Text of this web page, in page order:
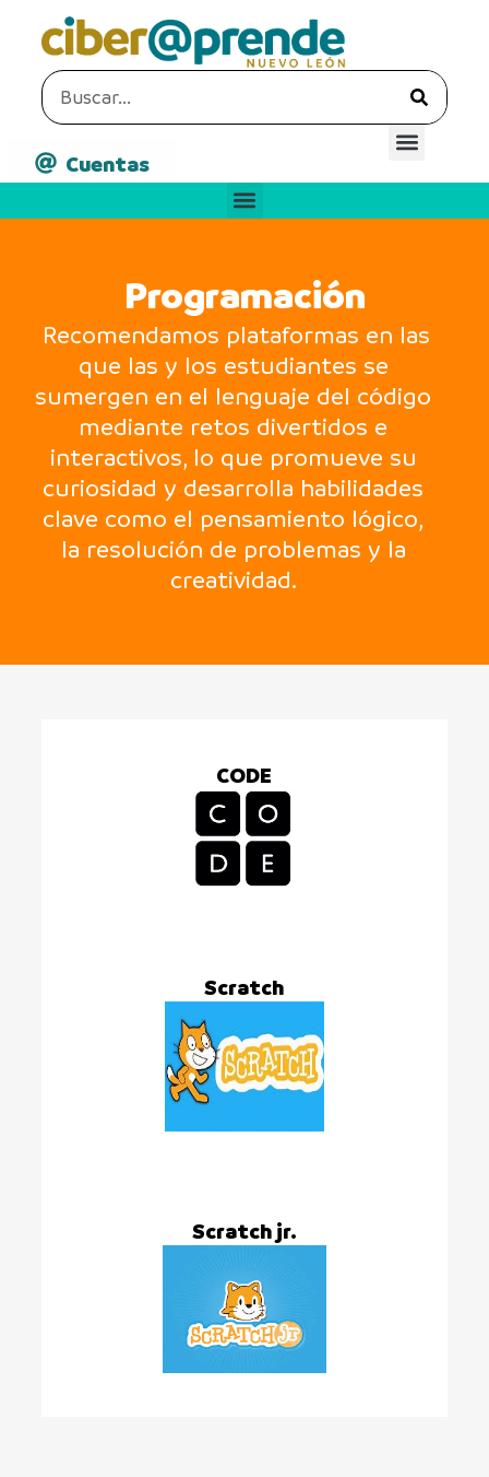
Cuentas
Programación
Recomendamos plataformas en las
que las y los estudiantes se
sumergen en el lenguaje del código
mediante retos divertidos e
interactivos, lo que promueve su
curiosidad y desarrolla habilidades
clave como el pensamiento lógico,
la resolución de problemas y la
creatividad.
CODE
Scratch
Scratch jr.